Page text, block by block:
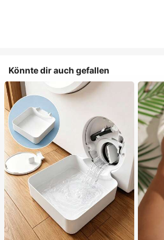
Könnte dir auch gefallen